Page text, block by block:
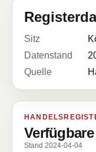
Sitz
Datenstand
Quelle
Stand 2024-04-04